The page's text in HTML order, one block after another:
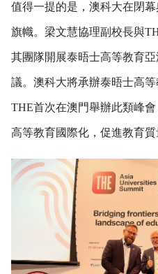
值得一提的是，澳科大在閉
旗幟。梁文慧協理副校長與
其團隊開展泰晤士高等教育
議。澳科大將承辦泰晤士高
THE首次在澳門舉辦此類峰
高等教育國際化，促進教育質